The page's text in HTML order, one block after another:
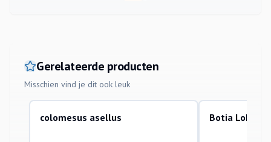
Gerelateerde producten
Misschien vind je dit ook leuk
aquariumvissen
colomesus asellus aquariumvissen
Botia